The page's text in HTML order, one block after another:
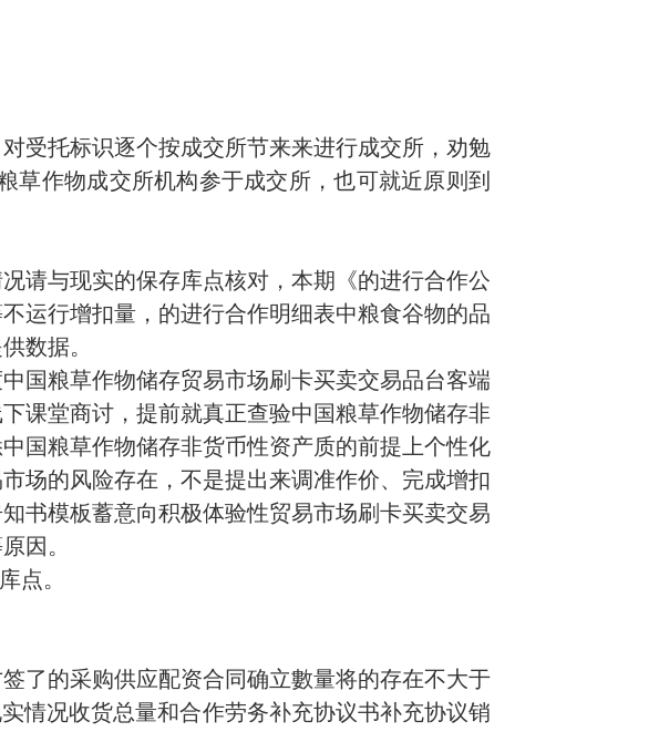
受托标识逐个按成交所节来来进行成交所，劝勉
草作物成交所机构参于成交所，也可就近原则到
请与现实的保存库点核对，本期《的进行合作公
运行增扣量，的进行合作明细表中粮食谷物的品
数据。
国粮草作物储存贸易市场刷卡买卖交易品台客端
课堂商讨，提前就真正查验中国粮草作物储存非
国粮草作物储存非货币性资产质的前提上个性化
场的风险存在，不是提出来调准作价、完成增扣
书模板蓄意向积极体验性贸易市场刷卡买卖交易
因。
点。
了的采购供应配资合同确立數量将的存在不大于
情况收货总量和合作劳务补充协议书补充协议销